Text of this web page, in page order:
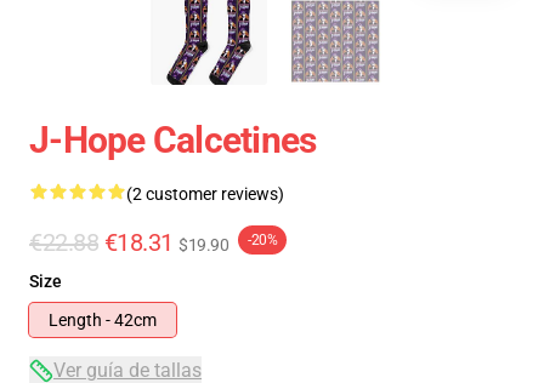
J-Hope Calcetines
(2 customer reviews)
€22.88 €18.31 $19.90 -20%
Size
Length - 42cm
Ver guía de tallas